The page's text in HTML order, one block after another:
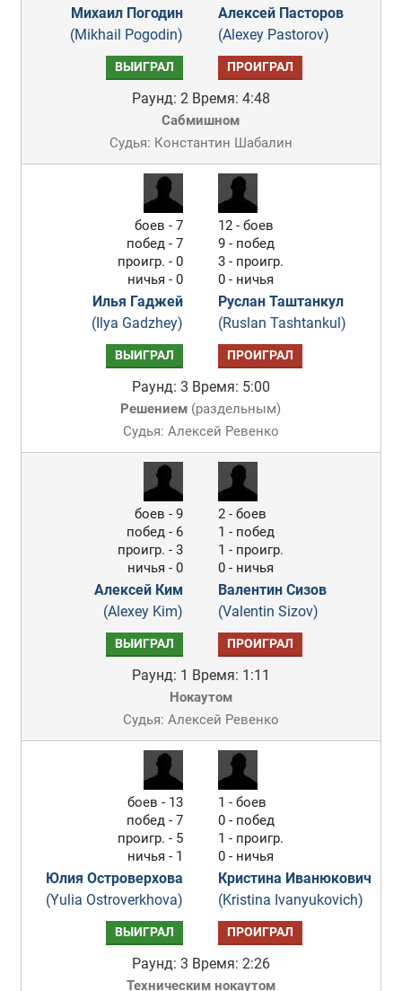
Михаил Погодин
(Mikhail Pogodin)
Алексей Пасторов
(Alexey Pastorov)
ВЫИГРАЛ ПРОИГРАЛ
Раунд: 2 Время: 4:48
Сабмишном
Судья: Константин Шабалин
боев - 7
побед - 7
проигр. - 0
ничья - 0
Илья Гаджей
(Ilya Gadzhey)
12 - боев
9 - побед
3 - проигр.
0 - ничья
Руслан Таштанкул
(Ruslan Tashtankul)
ВЫИГРАЛ ПРОИГРАЛ
Раунд: 3 Время: 5:00
Решением (раздельным)
Судья: Алексей Ревенко
боев - 9
побед - 6
проигр. - 3
ничья - 0
Алексей Ким
(Alexey Kim)
2 - боев
1 - побед
1 - проигр.
0 - ничья
Валентин Сизов
(Valentin Sizov)
ВЫИГРАЛ ПРОИГРАЛ
Раунд: 1 Время: 1:11
Нокаутом
Судья: Алексей Ревенко
боев - 13
побед - 7
проигр. - 5
ничья - 1
Юлия Островерхова
(Yulia Ostroverkhova)
1 - боев
0 - побед
1 - проигр.
0 - ничья
Кристина Иванюкович
(Kristina Ivanyukovich)
ВЫИГРАЛ ПРОИГРАЛ
Раунд: 3 Время: 2:26
Техническим нокаутом